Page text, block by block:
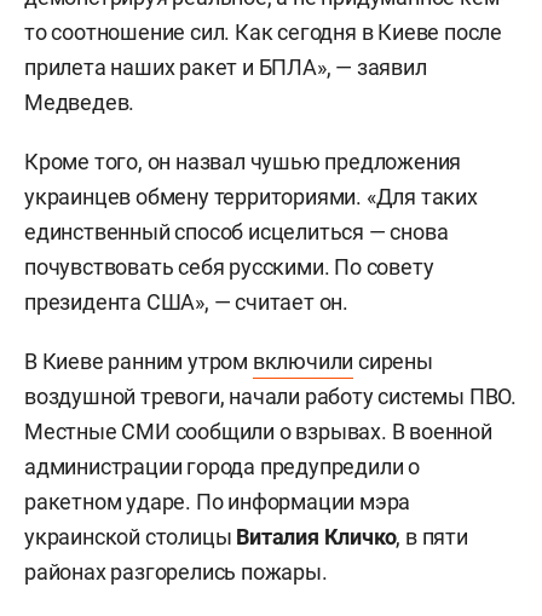
то соотношение сил. Как сегодня в Киеве после
прилета наших ракет и БПЛА», — заявил
Медведев.
Кроме того, он назвал чушью предложения
украинцев обмену территориями. «Для таких
единственный способ исцелиться — снова
почувствовать себя русскими. По совету
президента США», — считает он.
В Киеве ранним утром включили сирены
воздушной тревоги, начали работу системы ПВО.
Местные СМИ сообщили о взрывах. В военной
администрации города предупредили о
ракетном ударе. По информации мэра
украинской столицы Виталия Кличко, в пяти
районах разгорелись пожары.